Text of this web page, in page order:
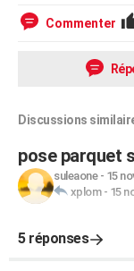
Commenter
Discussions
pose parquet
suleaone- 15
xplom- 15
5 réponses